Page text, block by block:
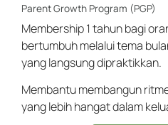
Parent Growth Program (PGP)
Membership 1 tahun bagi
bertumbuh melalui tema
yang langsung dipraktikkan.
Membantu membangun
yang lebih hangat dalam